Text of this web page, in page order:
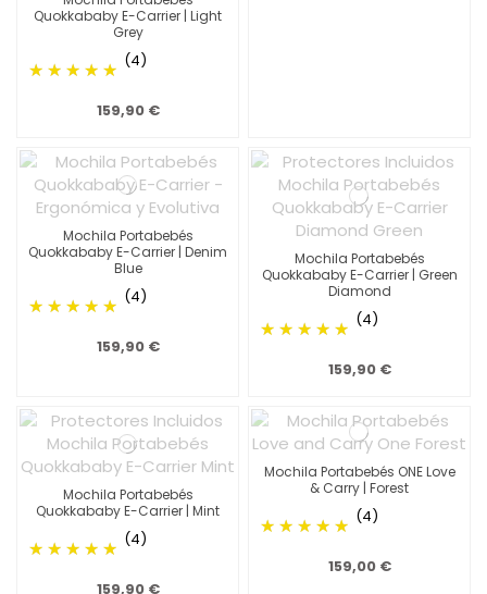
Quokkababy E-Carrier | Light
Grey
(4)
159,90 €
Mochila Portabebés
Quokkababy E-Carrier | Denim
Blue
(4)
159,90 €
Mochila Portabebés
Quokkababy E-Carrier | Green
Diamond
(4)
159,90 €
Mochila Portabebés
Quokkababy E-Carrier | Mint
(4)
159,90 €
Mochila Portabebés ONE Love
& Carry | Forest
(4)
159,00 €